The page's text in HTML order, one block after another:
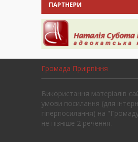
ПАРТНЕРИ
Громада Приірпіння
Використання матеріалів
умови посилання (для
гіперпосилання) на
не пізніше 2 речення.